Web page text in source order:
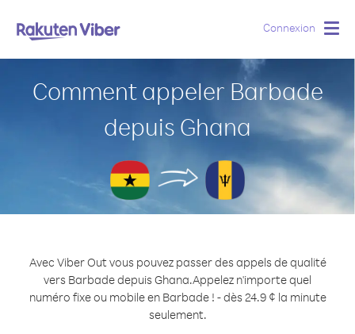
Connexion
Comment appeler Barbade
depuis Ghana
Avec Viber Out vous pouvez passer des appels de qualité
vers Barbade depuis Ghana.Appelez n'importe quel
numéro fixe ou mobile en Barbade ! - dès 24.9 ¢ la minute
seulement.